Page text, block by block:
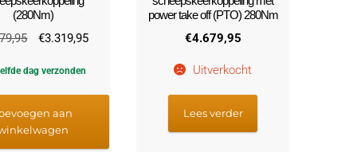
(280Nm)
Oorspronkelijke
was:
€3.979,95.
€3.319,95Huidige
€3.319,95.
dag verzonden
aan
power take off (PTO) 280Nm
€4.679,95
Uitverkocht
Lees verder